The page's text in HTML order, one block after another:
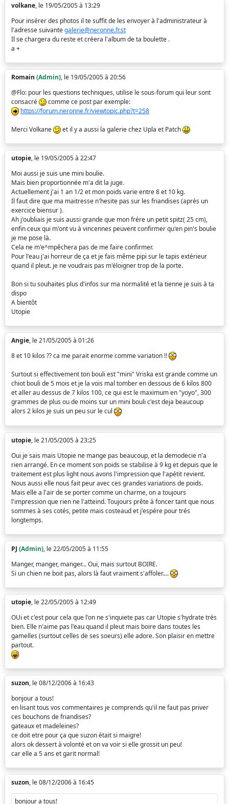
volkane, le 19/05/2005 à 13:29
Pour insérer des photos il te suffit de les envoyer à l'administrateur à
l'adresse suivantegalerie@neronne.fr.st
Il se chargera du reste et créera l'album de ta boulette .
a +
Romain (Admin), le 19/05/2005 à 20:56
@Flo: pour les questions techniques, utilise le sous-forum qui leur sont
consacré
comme ce post par exemple:
https://forum.neronne.fr/viewtopic.php?t=258
Merci Volkane et il y a aussi la galerie chez Upla et Patch
utopie, le 19/05/2005 à 22:47
Moi aussi je suis une mini boulie.
Mais bien proportionnée m'a dit la juge.
Actuellement j'ai 1 an 1/2 et mon poids varie entre 8 et 10 kg.
Il faut dire que ma maitresse n'hesite pas sur les friandises (aprés un
exercice biensur ).
Ah j'oubliais je suis aussi grande que mon frére un petit spitz( 25 cm),
enfin ceux qui m'ont vu à vincennes peuvent confirmer qu'en pin's boulie
je me pose là.
Cela ne m'e^mpêchera pas de me faire confirmer.
Pour l'eau j'ai horreur de ça et je fais même pipi sur le tapis extérieur
quand il pleut. je ne voudrais pas m'éloigner trop de la porte.
Bon si tu souhaites plus d'infos sur ma normalité et la tienne je suis à ta
dispo
A bientôt
Utopie
Angie, le 21/05/2005 à 01:26
8 et 10 kilos ?? ca me parait enorme comme variation !!
Surtout si effectivement ton bouli est "mini" Vriska est grande comme un
chiot bouli de 5 mois et je la vois mal tomber en dessous de 6 kilos 800
et aller au dessus de 7 kilos 100, ce qui est le maximum en "yoyo", 300
grammes de plus ou de moins sur un mini bouli c'est deja beaucoup
alors 2 kilos je suis un peu sur le cul
utopie, le 21/05/2005 à 23:25
Oui je sais mais Utopie ne mange pas beaucoup, et la demodecie n'a
rien arrangé. En ce moment son poids se stabilise à 9 kg et depuis que le
traitement est plus light nous avons l'impression que l'apétit revient.
Nous aussi elle nous fait peur avec ces grandes variations de poids.
Mais elle a l'air de se porter comme un charme, on a toujours
l'impression que rien ne l'atteind. Toujours prête à foncer tant que nous
sommes à ses cotés, petite mais costeaud et j'espére pour trés
longtemps.
PJ (Admin), le 22/05/2005 à 11:55
Manger, manger, manger... Oui, mais surtout BOIRE.
Si un chien ne boit pas, alors là faut vraiment s'affoler....
utopie, le 22/05/2005 à 12:49
OUi et c'est pour cela que l'on ne s'inquiete pas car Utopie s'hydrate trés
bien. Elle n'aime pas l'eau quand il pleut mais boire dans toutes les
gamelles (surtout celles de ses soeurs) elle adore. Son plaisir en mettre
partout.
suzon, le 08/12/2006 à 16:43
bonjour a tous!
en lisant tous vos commentaires je comprends qu'il ne faut pas priver
ces bouchons de friandises?
gateaux et madeleines?
ce doit etre pour ça que suzon était si maigre!
alors ok dessert à volonté et on va voir si elle grossit un peu!
car elle a 5 ans et garit normal!
suzon, le 08/12/2006 à 16:45
bonjour a tous!